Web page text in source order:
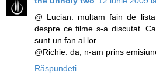
@ Lucian: multam fain de
despre ce filme s-a discutat.
sunt un fan al lor.
@Richie: da, n-am prins
Răspundeți